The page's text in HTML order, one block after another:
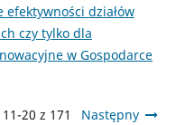
efektywności działów
czy tylko dla
w Gospodarce
11-20 z 171 Następny